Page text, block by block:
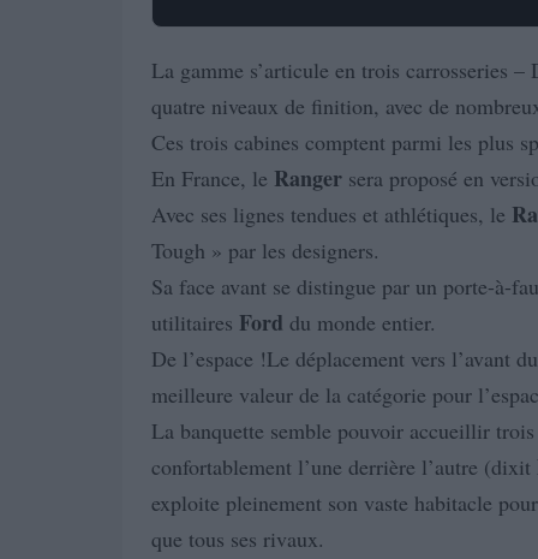
La gamme s’articule en trois carrosseries
quatre niveaux de finition, avec de
Ces trois cabines comptent parmi les plus
En France, le Ranger sera proposé en
Avec ses lignes tendues et athlétiques, le
Tough » par les designers.
Sa face avant se distingue par un porte-à-
utilitaires Ford du monde entier.
De l’espace !Le déplacement vers l’avant
meilleure valeur de la catégorie pour
La banquette semble pouvoir accueillir
confortablement l’une derrière l’autre (dixit
exploite pleinement son vaste habitacle
que tous ses rivaux.